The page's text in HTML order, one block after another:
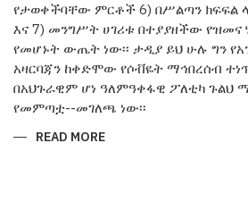
የታወቀችባቸው ምርቶች 6) በሥልጣን ክፍፍል
እና 7) መንግሥት ሀገሪቱ በተያያዘችው የዝመና
የመሆኑት ውጤት ነው፡፡ ታዲያ ይህ ሁሉ ግን
አዛርባጃን ከቀድሞው የሶቭዬት ማኅበረሰብ
በአህጉራዊም ሆነ ዓለምዓቀፋዊ ፖለቲካ ጉልህ
የመምጣቷ--መገለጫ ነው፡፡
READ MORE